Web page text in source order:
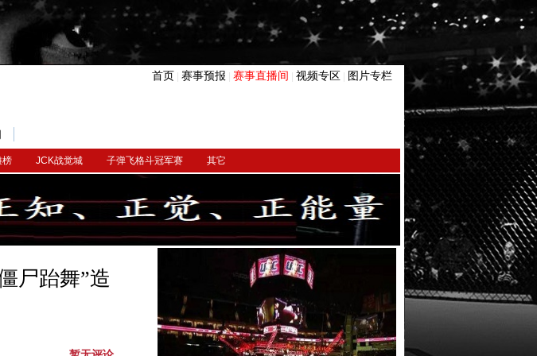
首页 赛事预报 赛事直播间 视频专区 图片专栏
榜 JCK战觉城 子弹飞格斗冠军赛 其它
尸跆舞”造